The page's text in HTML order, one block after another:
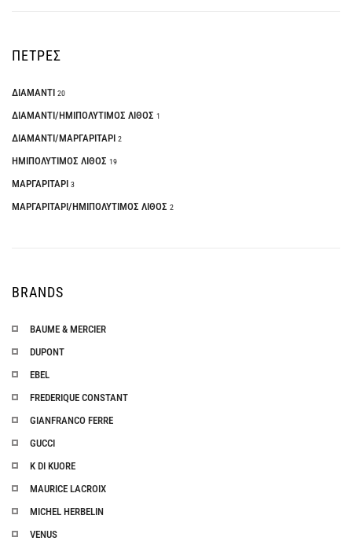
ΠΕΤΡΕΣ
ΔΙΑΜΑΝΤΙ 20
ΔΙΑΜΑΝΤΙ/ΗΜΙΠΟΛΥΤΙΜΟΣ ΛΙΘΟΣ 1
ΔΙΑΜΑΝΤΙ/ΜΑΡΓΑΡΙΤΑΡΙ 2
ΗΜΙΠΟΛΥΤΙΜΟΣ ΛΙΘΟΣ 19
ΜΑΡΓΑΡΙΤΑΡΙ 3
ΜΑΡΓΑΡΙΤΑΡΙ/ΗΜΙΠΟΛΥΤΙΜΟΣ ΛΙΘΟΣ 2
BRANDS
BAUME & MERCIER
DUPONT
EBEL
FREDERIQUE CONSTANT
GIANFRANCO FERRE
GUCCI
K DI KUORE
MAURICE LACROIX
MICHEL HERBELIN
VENUS